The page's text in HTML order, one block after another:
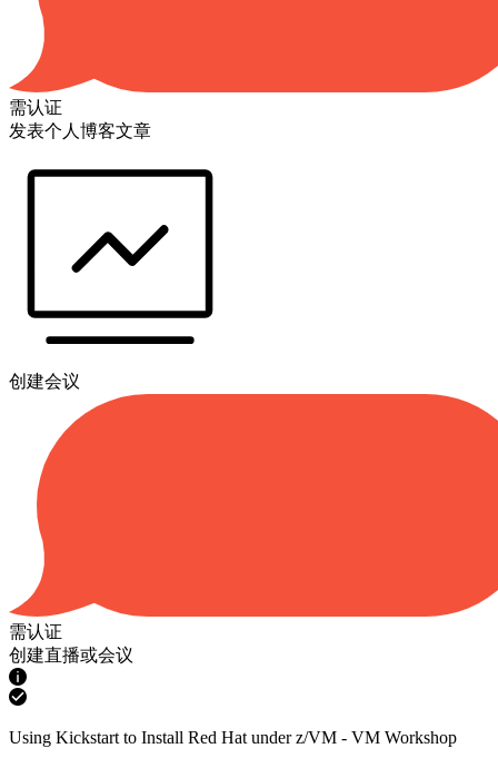
需认证
发表个人博客文章
创建会议
需认证
创建直播或会议
Using Kickstart to Install Red Hat under z/VM - VM Workshop